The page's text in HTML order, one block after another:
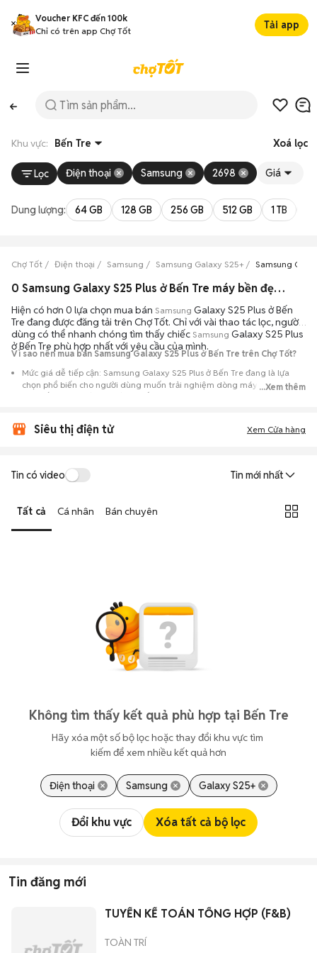
Voucher KFC đến 100k
Chỉ có trên app Chợ Tốt
Tải app
Khu vực: Bến Tre Xoá lọc
Lọc Điện thoại Samsung 2698 Giá
Dung lượng: 64 GB 128 GB 256 GB 512 GB 1 TB
Chợ Tốt Điện thoại Samsung Samsung Galaxy S25+ Samsung
0 Samsung Galaxy S25 Plus ở Bến Tre máy bền đẹp đang bán 08/2026
Hiện có hơn 0 lựa chọn mua bán Samsung Galaxy S25 Plus ở Bến
Tre đang được đăng tải trên Chợ Tốt. Chỉ với vài thao tác lọc, người
dùng có thể nhanh chóng tìm thấy chiếc Samsung Galaxy S25 Plus
ở Bến Tre phù hợp nhất với yêu cầu của mình.
Vì sao nên mua bán Samsung Galaxy S25 Plus ở Bến Tre trên Chợ Tốt?
Mức giá dễ tiếp cận: Samsung Galaxy S25 Plus ở Bến Tre đang là lựa
chọn phổ biến cho người dùng muốn trải nghiệm dòng máy này với chi
phí thấp hơn so với khi mới ra mắt.
Bến Tre từ nhiều cá nhân muốn lên đời máy, mang đến đa dạng sự lựa
chọn về tình trạng bảo hành, hình thức máy và màu sắc.
đánh giá chính xác hiệu năng thực tế của máy so với mô tả trên
Mua bán linh hoạt: Hai bên có thể chủ động thỏa thuận giá cả và
địa điểm giao nhận, chốt giao dịch nhanh chóng khi đạt được
...Xem thêm
Siêu thị điện tử Xem Cửa hàng
Tin có video Tin mới nhất
Tất cả Cá nhân Bán chuyên
Không tìm thấy kết quả phù hợp tại Bến Tre
Hãy xóa một số bộ lọc hoặc thay đổi khu vực tìm
kiếm để xem nhiều kết quả hơn
Điện thoại Samsung Galaxy S25+
Đổi khu vực Xóa tất cả bộ lọc
Tin đăng mới
TUYỂN KẾ TOÁN TỔNG HỢP (F&B)
TOÀN TRÍ